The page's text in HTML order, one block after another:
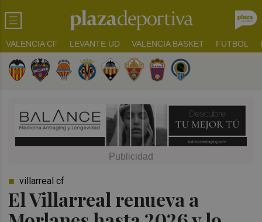
VALENCIA CF LEVANTE UD VALENCIA BASKET FUTBOL
El Villarreal renueva a
villarreal cf